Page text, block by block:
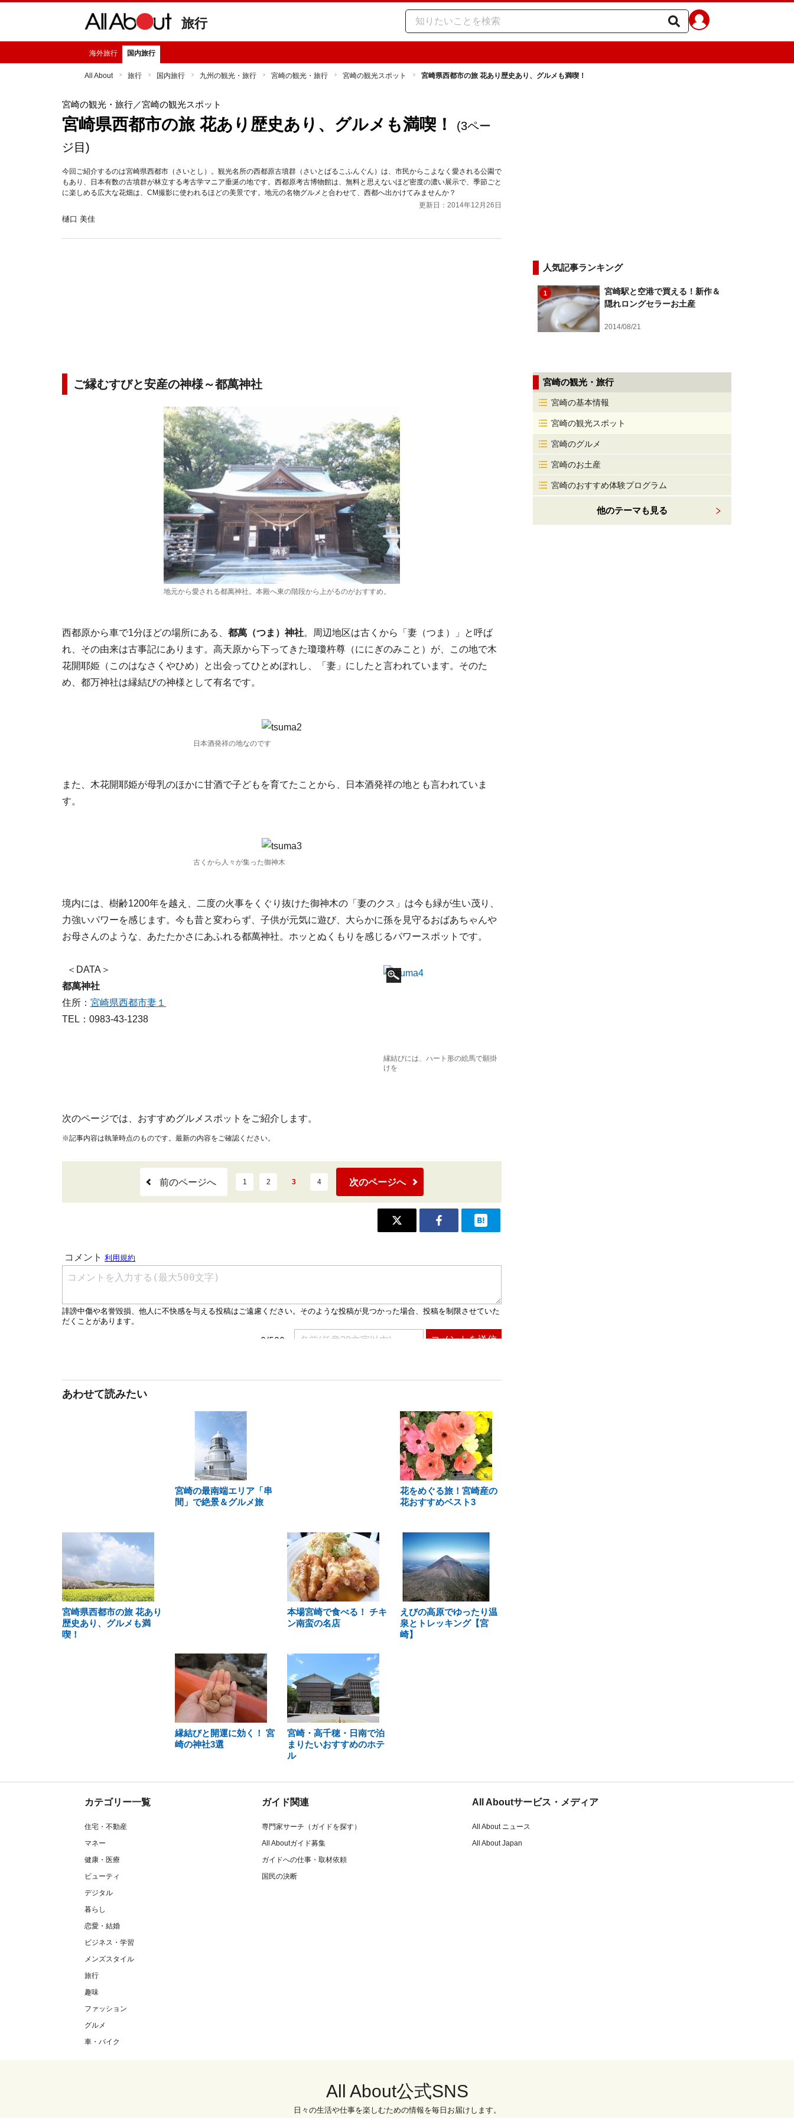
旅行
海外旅行 国内旅行
All About 旅行 国内旅行 九州の観光・旅行 宮崎の観光・旅行 宮崎の観光スポット 宮崎県西都市の旅 花あり歴史あり、グルメも満喫！
宮崎の観光・旅行／宮崎の観光スポット
宮崎県西都市の旅 花あり歴史あり、グルメも満喫！
(3ペー
ジ目)
今回ご紹介するのは宮崎県西都市（さいとし）。観光名所の西都原古墳群（さいとばるこふんぐん）は、市民からこよなく愛される公園で
もあり、日本有数の古墳群が林立する考古学マニア垂涎の地です。西都原考古博物館は、無料と思えないほど密度の濃い展示で、季節ごと
に楽しめる広大な花畑は、CM撮影に使われるほどの美景です。地元の名物グルメと合わせて、西都へ出かけてみませんか？
更新日：2014年12月26日
樋口 美佳
ご縁むすびと安産の神様～都萬神社
地元から愛される都萬神社。本殿へ東の階段から上がるのがおすすめ。
西都原から車で1分ほどの場所にある、 都萬（つま）神社。周辺地区は古くから「妻（つま）」と呼ば
れ、その由来は古事記にあります。高天原から下ってきた瓊瓊杵尊（ににぎのみこと）が、この地で木
花開耶姫（このはなさくやひめ）と出会ってひとめぼれし、「妻」にしたと言われています。そのた
め、都万神社は縁結びの神様として有名です。
日本酒発祥の地なのです
また、木花開耶姫が母乳のほかに甘酒で子どもを育てたことから、日本酒発祥の地とも言われていま
す。
古くから人々が集った御神木
境内には、樹齢1200年を越え、二度の火事をくぐり抜けた御神木の「妻のクス」は今も緑が生い茂り、
力強いパワーを感じます。今も昔と変わらず、子供が元気に遊び、大らかに孫を見守るおばあちゃんや
お母さんのような、あたたかさにあふれる都萬神社。ホッとぬくもりを感じるパワースポットです。
縁結びには、ハート形の絵馬で願掛
けを
＜DATA＞
都萬神社
住所： 宮崎県西都市妻１
TEL：0983-43-1238
次のページでは、おすすめグルメスポットをご紹介します。
※記事内容は執筆時点のものです。最新の内容をご確認ください。
前のページへ 1 2 3 4 次のページへ
あわせて読みたい
宮崎の最南端エリア「串
間」で絶景＆グルメ旅
花をめぐる旅！宮崎産の
花おすすめベスト3
宮崎県西都市の旅 花あり
歴史あり、グルメも満
喫！
本場宮崎で食べる！ チキ
ン南蛮の名店
えびの高原でゆったり温
泉とトレッキング【宮
崎】
縁結びと開運に効く！ 宮
崎の神社3選
宮崎・高千穂・日南で泊
まりたいおすすめのホテ
ル
人気記事ランキング
1
宮崎駅と空港で買える！新作＆
隠れロングセラーお土産
2014/08/21
宮崎の観光・旅行
宮崎の基本情報
宮崎の観光スポット
宮崎のグルメ
宮崎のお土産
宮崎のおすすめ体験プログラム
他のテーマも見る
カテゴリー一覧
住宅・不動産
マネー
健康・医療
ビューティ
デジタル
暮らし
恋愛・結婚
ビジネス・学習
メンズスタイル
旅行
趣味
ファッション
グルメ
車・バイク
ガイド関連
専門家サーチ（ガイドを探す）
All Aboutガイド募集
ガイドへの仕事・取材依頼
国民の決断
All Aboutサービス・メディア
All About ニュース
All About Japan
All About公式SNS
日々の生活や仕事を楽しむための情報を毎日お届けします。